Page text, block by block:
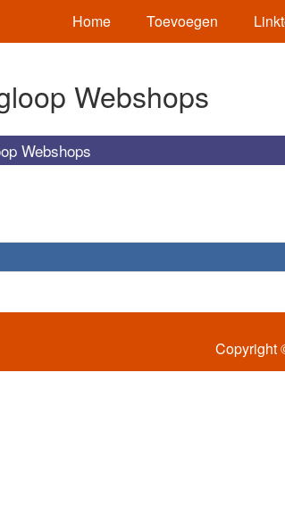
Home Toevoegen
Webshops
Webshops
Copyright